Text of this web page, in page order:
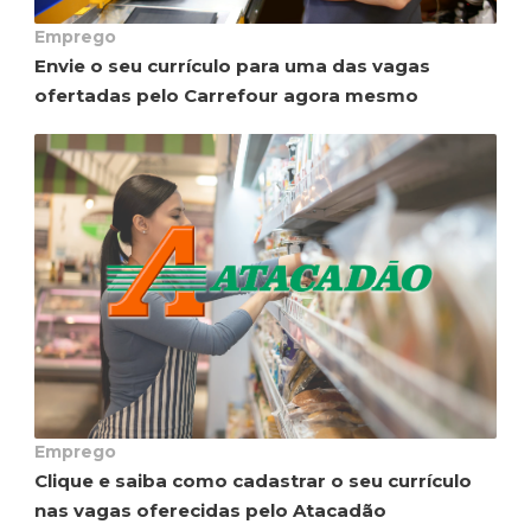
Emprego
Envie o seu currículo para uma das vagas
ofertadas pelo Carrefour agora mesmo
Emprego
Clique e saiba como cadastrar o seu currículo
nas vagas oferecidas pelo Atacadão